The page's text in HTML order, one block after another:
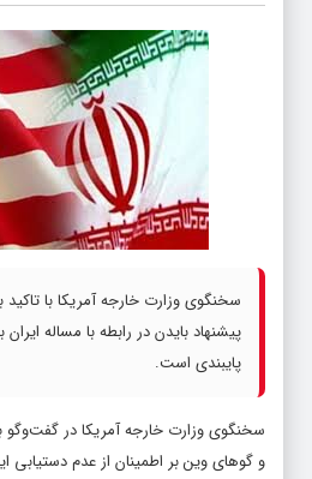
سخنگوی وزارت خارجه آمریکا با
پیشنهاد بایدن در رابطه با مساله ایران
پایبندی است.
سخنگوی وزارت خارجه آمریکا در
و گوهای وین بر اطمینان از عدم‌ دستیابی